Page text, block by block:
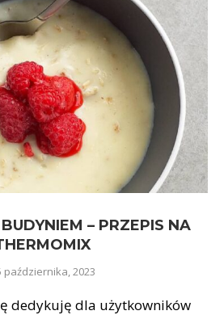
– PRZEPIS NA
października, 2023
dedykuję dla użytkowników